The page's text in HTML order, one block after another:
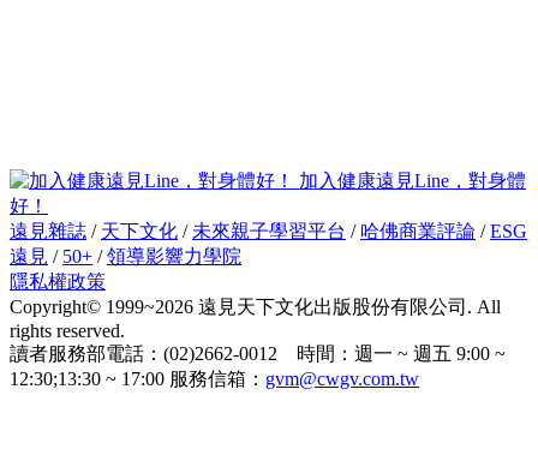
加入健康遠見Line，對身體
好！
遠見雜誌 / 天下文化 / 未來親子學習平台 / 哈佛商業評論 /ESG
遠見 / 50+ /領導影響力學院
隱私權政策
Copyright© 1999~2026 遠見天下文化出版股份有限公司. All
rights reserved.
讀者服務部電話：(02)2662-0012 時間：週一 ~ 週五 9:00 ~
12:30;13:30 ~ 17:00 服務信箱： gvm@cwgv.com.tw